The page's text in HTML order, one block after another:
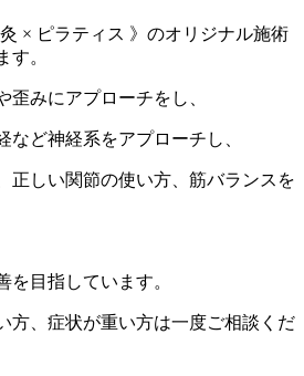
× ピラティス 》のオリジナル施術
す。
歪みにアプローチをし、
など神経系をアプローチし、
正しい関節の使い方、筋バランスを
を目指しています。
方、症状が重い方は一度ご相談くだ